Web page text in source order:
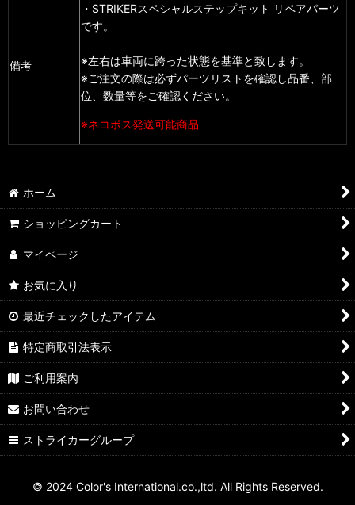
備考
・STRIKERスペシャルステップキット リペアパーツ
です。
※左右は車両に跨った状態を基準と致します。
※ご注文の際は必ずパーツリストを確認し品番、部
位、数量等をご確認ください。
※ネコポス発送可能商品
ホーム
ショッピングカート
マイページ
お気に入り
最近チェックしたアイテム
特定商取引法表示
ご利用案内
お問い合わせ
ストライカーグループ
© 2024 Color's International.co.,ltd. All Rights Reserved.